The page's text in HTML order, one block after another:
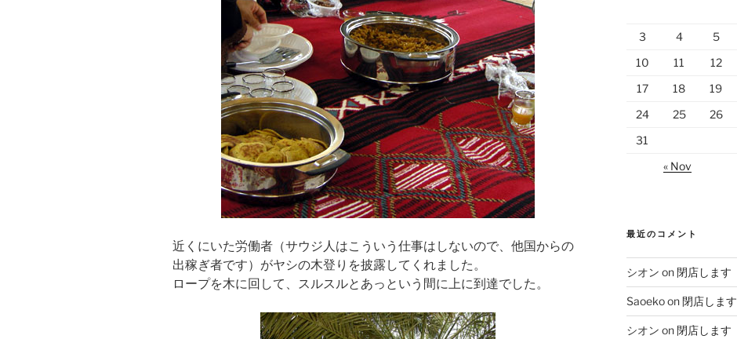
近くにいた労働者（サウジ人はこういう仕事はしないので、他国からの
出稼ぎ者です）がヤシの木登りを披露してくれました。
ロープを木に回して、スルスルとあっという間に上に到達でした。
3
4 5
10
11 12
17
18 19
24
25 26
31
« Nov
最近のコメント
シオン on閉店します
Saoekoon閉店します
シオン on閉店します